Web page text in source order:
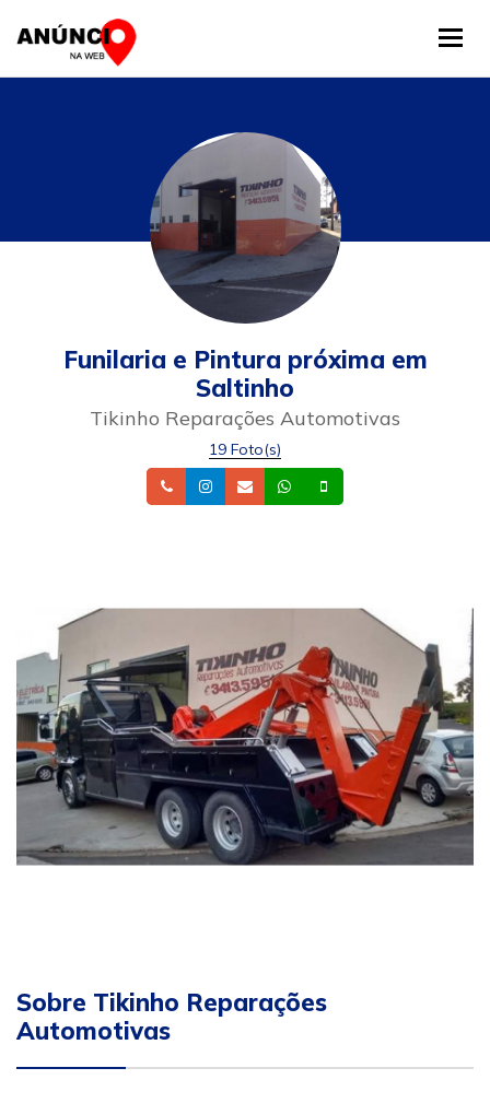
Funilaria e Pintura próxima em
Saltinho
Tikinho Reparações Automotivas
19 Foto(s)
TelefoneInstagram
Email Whatsapp
Sobre Tikinho Reparações
Automotivas